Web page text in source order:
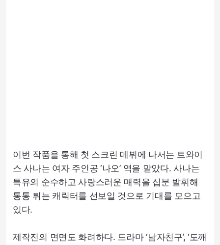
이번 작품을 통해 첫 스크린 데뷔에 나서는 트와이
스 사나는 여자 주인공 ‘나오’ 역을 맡았다. 사나는
특유의 순수하고 사랑스러운 매력을 십분 발휘해
통통 튀는 캐릭터를 선보일 것으로 기대를 모으고
있다.
제작진의 면면도 화려하다. 드라마 ‘남자친구’, ‘도깨